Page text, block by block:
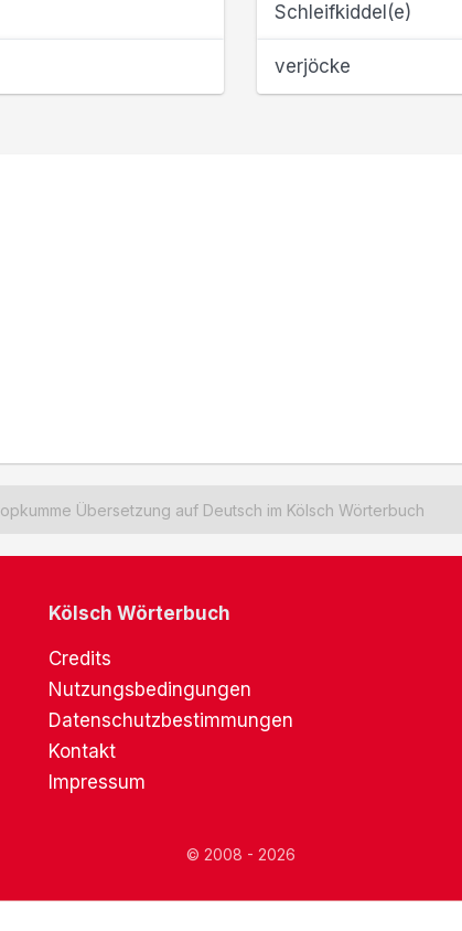
Schleifkiddel(e)
verjöcke
opkumme Übersetzung auf Deutsch im Kölsch Wörterbuch
Kölsch Wörterbuch
Credits
Nutzungsbedingungen
Datenschutzbestimmungen
Kontakt
Impressum
© 2008 - 2026